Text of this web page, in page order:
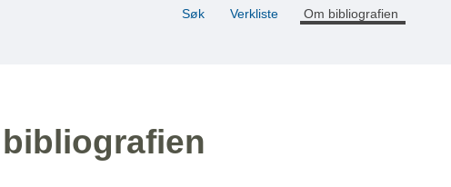
Søk Verkliste Om bibliografien